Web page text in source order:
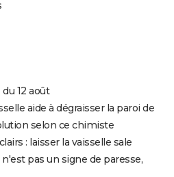
12 août
aide à dégraisser la paroi de
selon ce chimiste
: laisser la vaisselle sale
pas un signe de paresse,